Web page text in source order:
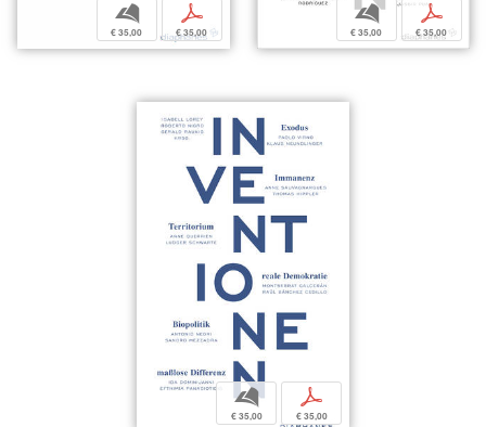
b
€ 35,00
p
€ 35,00
b
€ 35,00
p
€ 35,00
b
€ 35,00
p
€ 35,00